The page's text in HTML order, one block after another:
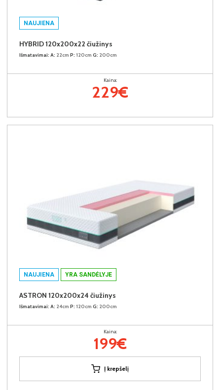
NAUJIENA
HYBRID 120x200x22 čiužinys
Išmatavimai: A: 22cm P: 120cm G: 200cm
Kaina:
229€
NAUJIENA YRA SANDĖLYJE
ASTRON 120x200x24 čiužinys
Išmatavimai: A: 24cm P: 120cm G: 200cm
Kaina:
199€
Į krepšelį